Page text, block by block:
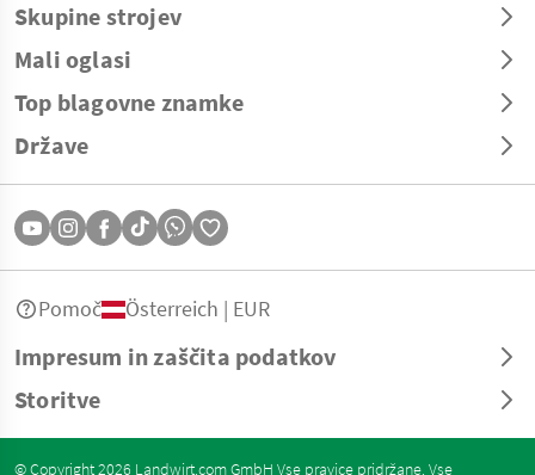
Skupine strojev
Mali oglasi
Top blagovne znamke
Države
Impresum in zaščita podatkov
Storitve
Pomoč Österreich | EUR
© Copyright 2026 Landwirt.com GmbH Vse pravice pridržane. Vse